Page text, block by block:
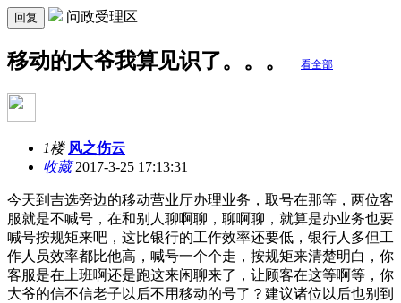
回复 问政受理区
移动的大爷我算见识了。。。 看全部
1楼 风之伤云
收藏2017-3-25 17:13:31
今天到吉选旁边的移动营业厅办理业务，取号在那等，两位客
服就是不喊号，在和别人聊啊聊，聊啊聊，就算是办业务也要
喊号按规矩来吧，这比银行的工作效率还要低，银行人多但工
作人员效率都比他高，喊号一个个走，按规矩来清楚明白，你
客服是在上班啊还是跑这来闲聊来了，让顾客在这等啊等，你
大爷的信不信老子以后不用移动的号了？建议诸位以后也别到